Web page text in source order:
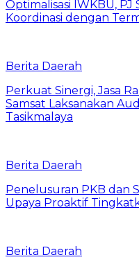
Optimalisasi IWKBU,
Koordinasi dengan
Berita Daerah
Perkuat Sinergi, Jasa
Samsat Laksanakan
Tasikmalaya
Berita Daerah
Penelusuran PKB dan
Upaya Proaktif
Berita Daerah